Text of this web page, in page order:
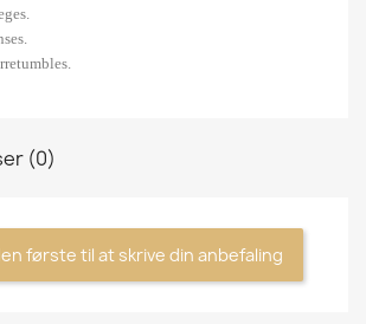
(0)
første til at skrive din anbefaling